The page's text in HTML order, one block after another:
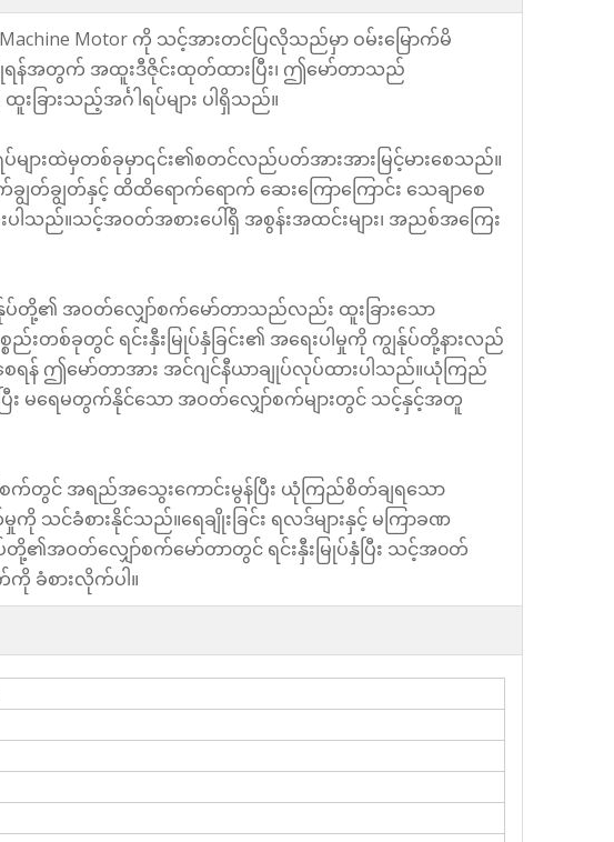
Motor ကို သင့်အားတင်ပြလိုသည်မှာ ဝမ်းမြောက်မိ
ရန်အတွက် အထူးဒီဇိုင်းထုတ်ထားပြီး၊ ဤမော်တာသည်
ားသည့်အင်္ဂါရပ်များ ပါရှိသည်။
ျားထဲမှတစ်ခုမှာ၎င်း၏စတင်လည်ပတ်အားအားမြင့်မားစေသည်။
ျွတ်နှင့် ထိထိရောက်ရောက် ဆေးကြောကြောင်း သေချာစေ
သည်။သင့်အဝတ်အစားပေါ်ရှိ အစွန်းအထင်းများ၊ အညစ်အကြေး
ပ်တို့၏ အဝတ်လျှော်စက်မော်တာသည်လည်း ထူးခြားသော
းတစ်ခုတွင် ရင်းနှီးမြုပ်နှံခြင်း၏ အရေးပါမှုကို ကျွန်ုပ်တို့နားလည်
န် ဤမော်တာအား အင်ဂျင်နီယာချုပ်လုပ်ထားပါသည်။ယုံကြည်
း မရေမတွက်နိုင်သော အဝတ်လျှော်စက်များတွင် သင့်နှင့်အတူ
က်တွင် အရည်အသွေးကောင်းမွန်ပြီး ယုံကြည်စိတ်ချရသော
သင်ခံစားနိုင်သည်။ရေချိုးခြင်း ရလဒ်များနှင့် မကြာခဏ
၏အဝတ်လျှော်စက်မော်တာတွင် ရင်းနှီးမြုပ်နှံပြီး သင့်အ၀တ်
ကို ခံစားလိုက်ပါ။